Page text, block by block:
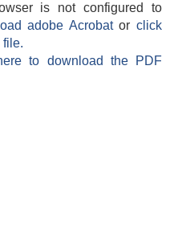
is not configured to
adobe Acrobatorclick
file.
to download the PDF